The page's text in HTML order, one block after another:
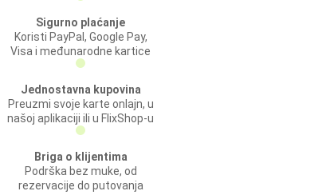
Sigurno plaćanje
Koristi PayPal, Google Pay,
Visa i međunarodne kartice
Jednostavna kupovina
Preuzmi svoje karte onlajn, u
našoj aplikaciji ili u FlixShop-u
Briga o klijentima
Podrška bez muke, od
rezervacije do putovanja